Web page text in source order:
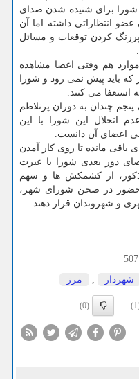
برای شنیده شدن صدای
انتظاراتی داشته اما آن
کردن توقعات و مسائل
هم وقتی اعضا مشاهده
باید پیش نمی رود و شورا
استعفا می کنند.
چندان به دوران پرتلاطم
انحلال این شورا با این
اعضای آن دانست.
باقی مانده تا روی کار آمدن
دور بعدی شورا با عبرت
از کشمکش ها و سهم
حضور در صحن شورای شهر،
شهروندان قرار دهند.
507
شهردار , مرز
(0)